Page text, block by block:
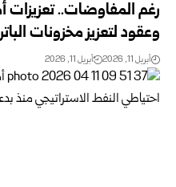
رغم المفاوضات.. تعزيزات
وعقود لتعزيز مخزونات
أبريل 11, 2026 أبريل 11, 2026